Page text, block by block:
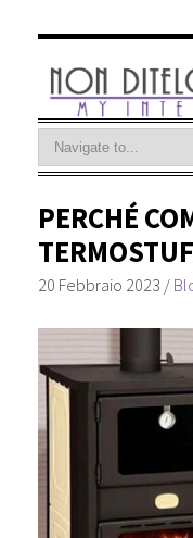
PERCHÉ
20 Febbraio 2023 /